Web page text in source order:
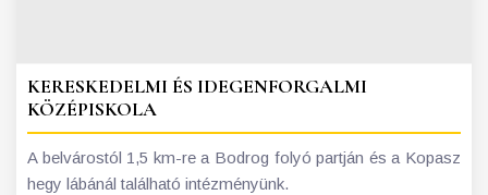
KERESKEDELMI ÉS IDEGENFORGALMI
KÖZÉPISKOLA
A belvárostól 1,5 km-re a Bodrog folyó partján és a Kopasz
hegy lábánál található intézményünk.